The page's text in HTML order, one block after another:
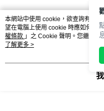
熱門標籤
本網站中使用 cookie，欲查詢有關
望在電腦上使用 cookie 時應如何變
權條款 」之 Cookie 聲明。您繼續
用條款之 Cookie 聲明使用 cookie。
了解更多 >